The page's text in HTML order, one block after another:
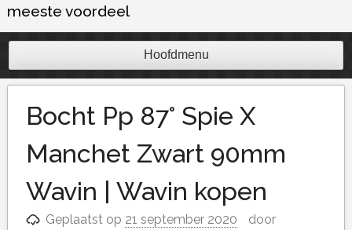
meeste voordeel
Hoofdmenu
Bocht Pp 87° Spie X
Manchet Zwart 90mm
Wavin | Wavin kopen
Geplaatst op 21 september 2020
door